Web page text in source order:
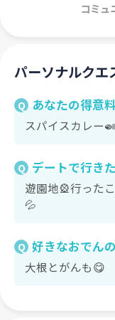
コミュ
パーソナルクエ
Q あなたの得意
スパイスカレー🍛
Q デートで行き
遊園地🎡行った
💦
Q 好きなおでん
大根とがんも😋